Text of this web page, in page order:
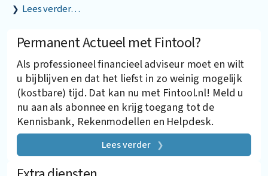
Lees verder…
Permanent Actueel met Fintool?
Als professioneel financieel adviseur moet en wilt
u bijblijven en dat het liefst in zo weinig mogelijk
(kostbare) tijd. Dat kan nu met Fintool.nl! Meld u
nu aan als abonnee en krijg toegang tot de
Kennisbank, Rekenmodellen en Helpdesk.
Lees verder